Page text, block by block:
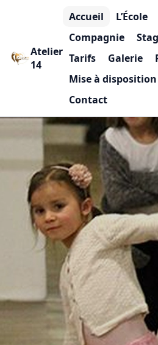
Atelier
14
Accueil L’École
Compagnie
Tarifs
Galerie
Mise à disposition
Contact